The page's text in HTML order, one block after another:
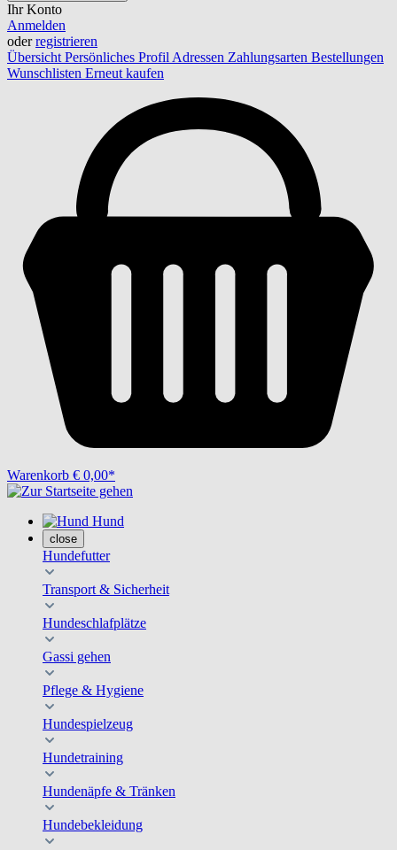
Ihr Konto
Anmelden
oderregistrieren
Übersicht Persönliches Profil Adressen Zahlungsarten Bestellungen
Wunschlisten Erneut kaufen
Warenkorb € 0,00*
Hund
close
Hundefutter
Transport & Sicherheit
Hundeschlafplätze
Gassi gehen
Pflege & Hygiene
Hundespielzeug
Hundetraining
Hundenäpfe & Tränken
Hundebekleidung